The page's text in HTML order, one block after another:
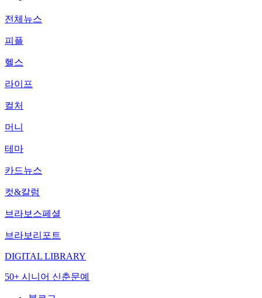
전체뉴스
피플
헬스
라이프
컬처
머니
테마
카드뉴스
컷&칼럼
브라보스페셜
브라보리포트
DIGITAL LIBRARY
50+ 시니어 신춘문예